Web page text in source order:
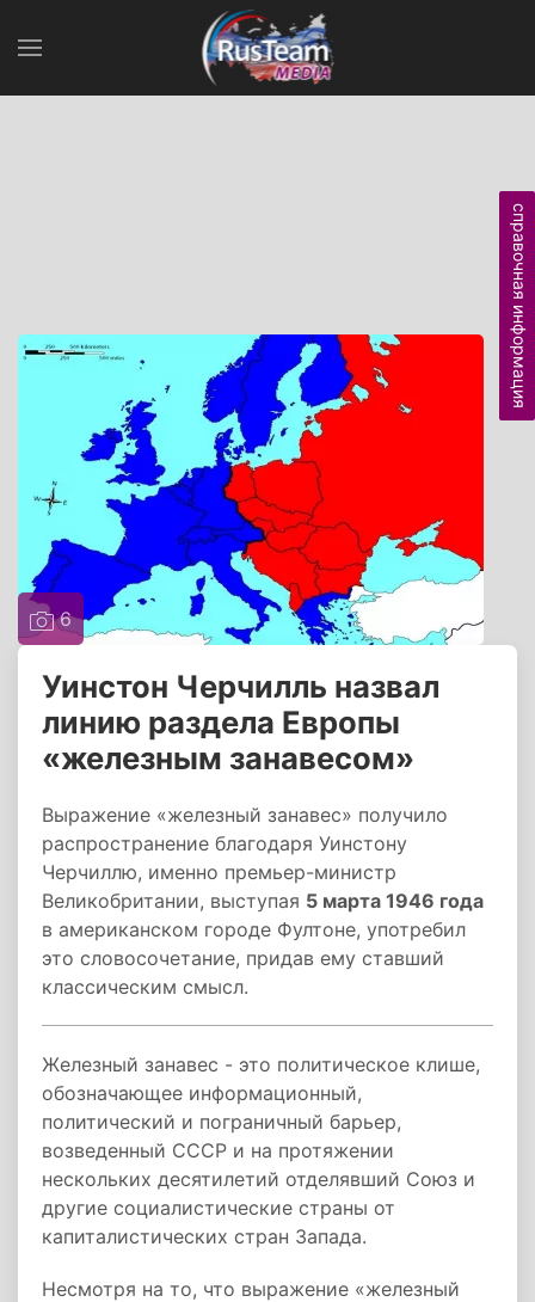
6
Уинстон Черчилль назвал
линию раздела Европы
«железным занавесом»
Выражение «железный занавес» получило
распространение благодаря Уинстону
Черчиллю, именно премьер-министр
Великобритании, выступая 5 марта 1946 года
в американском городе Фултоне, употребил
это словосочетание, придав ему ставший
классическим смысл.
Железный занавес - это политическое клише,
обозначающее информационный,
политический и пограничный барьер,
возведенный СССР и на протяжении
нескольких десятилетий отделявший Союз и
другие социалистические страны от
капиталистических стран Запада.
Несмотря на то, что выражение «железный
справочная информация